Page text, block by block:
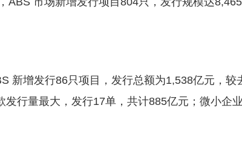
新增发行86只项目，发行总额为1,538亿元，较
发行量最大，发行17单，共计885亿元；微小企